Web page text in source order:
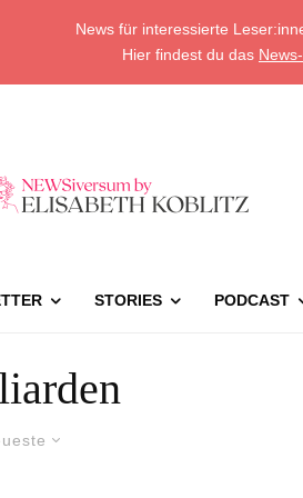
News für interessierte
Hier findest du das
STORIES PODCAST